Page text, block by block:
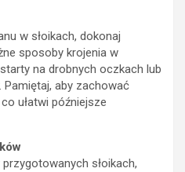
w słoikach, dokonaj
sposoby krojenia w
na drobnych oczkach lub
Pamiętaj, aby zachować
ułatwi późniejsze
słoikach,